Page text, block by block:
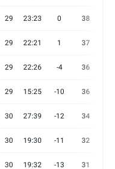
29 23:23 0 38
29 22:21 1 37
29 22:26 -4 36
29 15:25 -10 36
30 27:39 -12 34
30 19:30 -11 32
30 19:32 -13 31